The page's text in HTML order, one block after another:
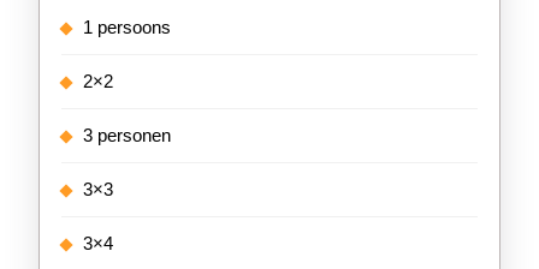
1 persoons
2×2
3 personen
3×3
3×4